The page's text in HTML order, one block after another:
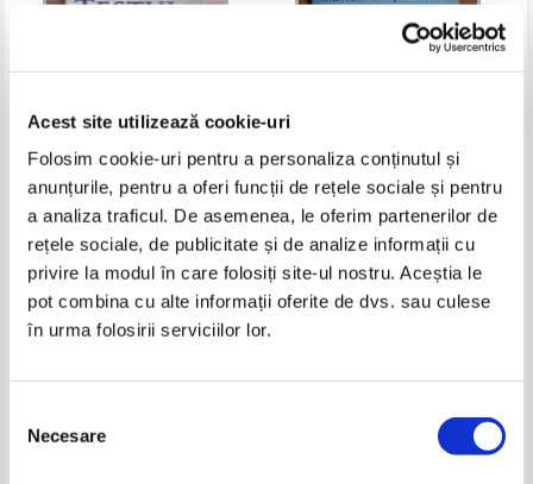
Acest site utilizează cookie-uri
Folosim cookie-uri pentru a personaliza conținutul și
anunțurile, pentru a oferi funcții de rețele sociale și pentru
a analiza traficul. De asemenea, le oferim partenerilor de
rețele sociale, de publicitate și de analize informații cu
privire la modul în care folosiți site-ul nostru. Aceștia le
pot combina cu alte informații oferite de dvs. sau culese
în urma folosirii serviciilor lor.
consimțământului
Necesare
Janet Bray Attwood - Testul
pasiunii
Pret:10,00Lei 6,50 Lei
Adaugă în coș
Paola Di Pietro - Copilul meu
merge la scoala. Teme, relatii cu
invatatoarea si colegiim
evaluare si calificare
Pret:11,00Lei 7,70 Lei
Adaugă în coș